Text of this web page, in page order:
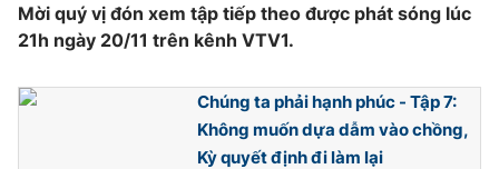
Mời quý vị đón xem tập tiếp theo được phát sóng lúc
21h ngày 20/11 trên kênh VTV1.
Chúng ta phải hạnh phúc - Tập 7:
Không muốn dựa dẫm vào chồng,
Kỳ quyết định đi làm lại